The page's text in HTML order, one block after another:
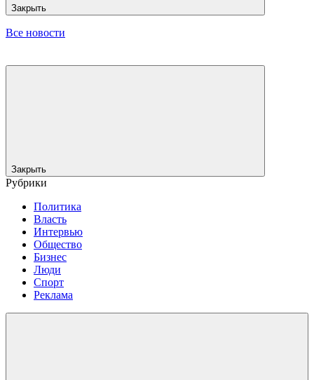
Закрыть
Все новости
Закрыть
Рубрики
Политика
Власть
Интервью
Общество
Бизнес
Люди
Спорт
Реклама